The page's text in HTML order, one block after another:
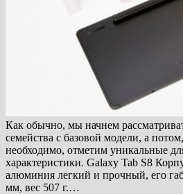
Как обычно, мы начнем
семейства с базовой модели, а
необходимо, отметим уникальные
характеристики. Galaxy Tab S8
алюминия легкий и прочный, его
мм, вес 507 г.…